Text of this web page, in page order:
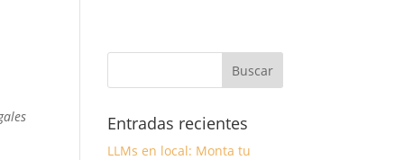
Entradas recientes
LLMs en local: Monta tu